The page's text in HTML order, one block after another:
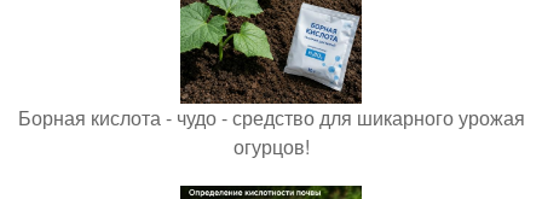
Борная кислота - чудо - средство для шикарного урожая
огурцов!